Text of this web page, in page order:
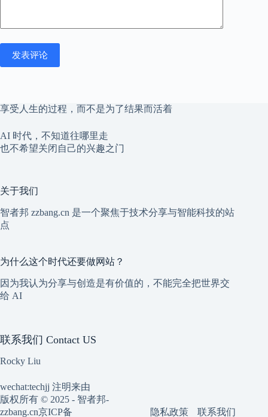
发表评论
享受人生的过程，而不是为了结果而活着
AI 时代，不知道往哪里走
也不希望关闭自己的兴趣之门
关于我们
智者邦 zzbang.cn 是一个聚焦于技术分享与智能科技的站
点
为什么这个时代还要做网站？
因为我认为分享与创造是有价值的，不能完全把世界交
给 AI
联系我们 Contact US
Rocky Liu
wechat:techjj 注明来由
版权所有 © 2025 - 智者邦-
zzbang.cn京ICP备 隐私政策 联系我们